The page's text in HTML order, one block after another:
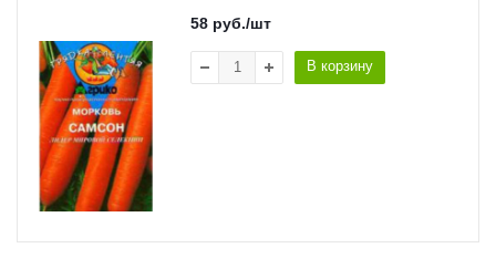
58 руб./шт
В корзину